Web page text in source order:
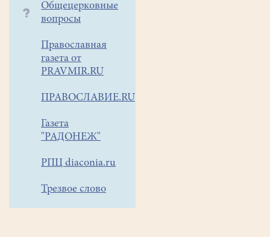
Общецерковные
вопросы
Православная
газета от
PRAVMIR.RU
ПРАВОСЛАВИЕ.RU
Газета
"РАДОНЕЖ"
РПЦ diaconia.ru
Трезвое слово